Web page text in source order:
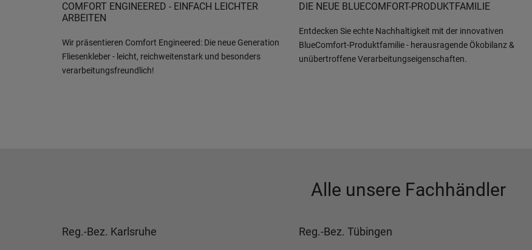
COMFORT ENGINEERED - EINFACH LEICHTER
ARBEITEN
Wir präsentieren Comfort Engineered: Die neue Generation
Fliesenkleber - leicht, reichweitenstark und besonders
verarbeitungsfreundlich!
DIE NEUE BLUECOMFORT-PRODUKTFAMILIE
Entdecken Sie echte Nachhaltigkeit mit der innovativen
BlueComfort-Produktfamilie - herausragende Ökobilanz &
unübertroffene Verarbeitungseigenschaften.
Alle unsere Fachhändler
Reg.-Bez. Karlsruhe Reg.-Bez. Tübingen